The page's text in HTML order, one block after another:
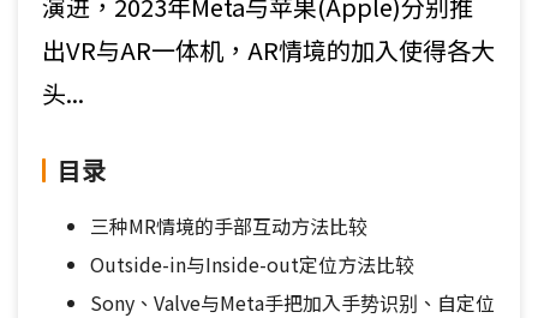
出VR与AR一体机，AR情境的加入使得各大
头...
目录
三种MR情境的手部互动方法比较
Outside-in与Inside-out定位方法比较
Sony、Valve与Meta手把加入手势识别、自定位